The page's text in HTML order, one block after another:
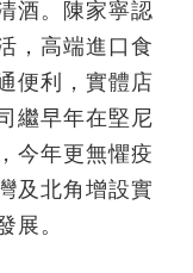
酒。陳家寧認
，高端進口食
便利，實體店
繼早年在堅尼
今年更無懼疫
及北角增設實
展。